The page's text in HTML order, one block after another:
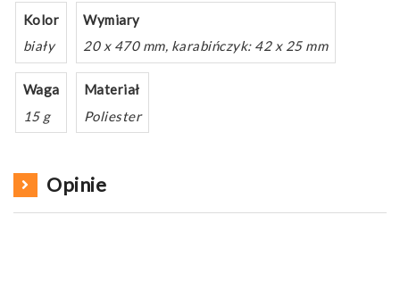
Kolor
biały
Wymiary
20 x 470 mm, karabińczyk: 42 x 25 mm
Waga
15 g
Materiał
Poliester
Opinie